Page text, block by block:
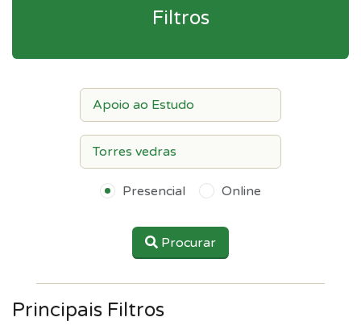
Filtros
Presencial Online
Procurar
Principais Filtros